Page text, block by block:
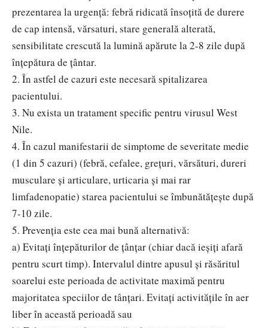
prezentarea la urgență: febră ridicată însoțită de durere
de cap intensă, vărsaturi, stare generală alterată,
sensibilitate crescută la lumină apărute la 2-8 zile după
înțepătura de țântar.
2. În astfel de cazuri este necesară spitalizarea
pacientului.
3. Nu exista un tratament specific pentru virusul West
Nile.
4. În cazul manifestarii de simptome de severitate medie
(1 din 5 cazuri) (febră, cefalee, grețuri, vărsături, dureri
musculare și articulare, urticaria și mai rar
limfadenopatie) starea pacientului se îmbunătățește după
7-10 zile.
5. Prevenția este cea mai bună alternativă:
a) Evitați înțepăturilor de țânțar (chiar dacă ieșiți afară
pentru scurt timp). Intervalul dintre apusul și răsăritul
soarelui este perioada de activitate maximă pentru
majoritatea speciilor de tânțari. Evitați activitățile în aer
liber în această perioadă sau